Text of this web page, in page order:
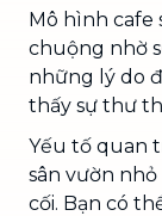
Mô hình cafe
chuộng nhờ
những lý do
thấy sự thư
Yếu tố quan
sân vườn
cối. Bạn có